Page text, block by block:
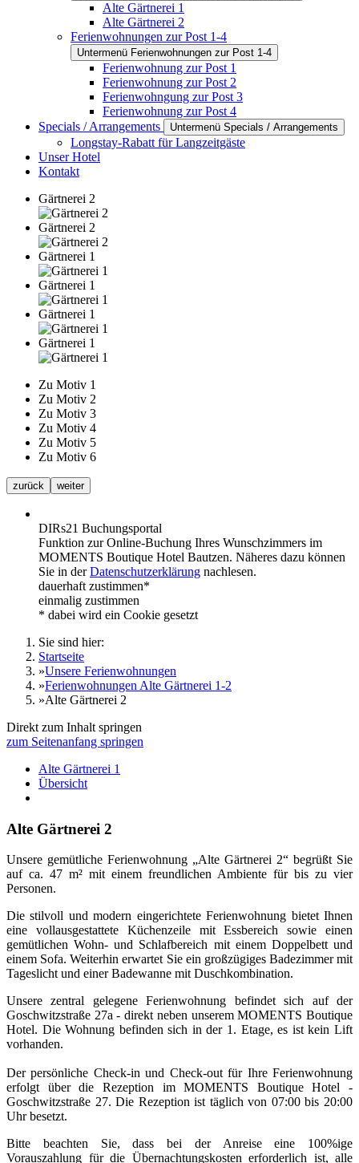
Alte Gärtnerei 1
Alte Gärtnerei 2
Ferienwohnungen zur Post 1-4
Untermenü Ferienwohnungen zur Post 1-4
Ferienwohnung zur Post 1
Ferienwohnung zur Post 2
Ferienwohngung zur Post 3
Ferienwohnung zur Post 4
Specials / Arrangements
Untermenü Specials / Arrangements
Longstay-Rabatt für Langzeitgäste
Unser Hotel
Kontakt
Gärtnerei 2
Gärtnerei 2
Gärtnerei 1
Gärtnerei 1
Gärtnerei 1
Gärtnerei 1
Zu Motiv 1
Zu Motiv 2
Zu Motiv 3
Zu Motiv 4
Zu Motiv 5
Zu Motiv 6
zurück weiter
DIRs21 Buchungsportal
Funktion zur Online-Buchung Ihres Wunschzimmers im
MOMENTS Boutique Hotel Bautzen. Näheres dazu können
Sie in derDatenschutzerklärung nachlesen.
dauerhaft zustimmen*
einmalig zustimmen
* dabei wird ein Cookie gesetzt
Sie sind hier:
Startseite
»Unsere Ferienwohnungen
»Ferienwohnungen Alte Gärtnerei 1-2
»Alte Gärtnerei 2
Direkt zum Inhalt springen
zum Seitenanfang springen
Alte Gärtnerei 1
Übersicht
Alte Gärtnerei 2
Unsere gemütliche Ferienwohnung „Alte Gärtnerei 2“ begrüßt Sie
auf ca. 47 m² mit einem freundlichen Ambiente für bis zu vier
Personen.
Die stilvoll und modern eingerichtete Ferienwohnung bietet Ihnen
eine vollausgestattete Küchenzeile mit Essbereich sowie einen
gemütlichen Wohn- und Schlafbereich mit einem Doppelbett und
einem Sofa. Weiterhin erwartet Sie ein großzügiges Badezimmer mit
Tageslicht und einer Badewanne mit Duschkombination.
Unsere zentral gelegene Ferienwohnung befindet sich auf der
Goschwitzstraße 27a - direkt neben unserem MOMENTS Boutique
Hotel. Die Wohnung befinden sich in der 1. Etage, es ist kein Lift
vorhanden.
Der persönliche Check-in und Check-out für Ihre Ferienwohnung
erfolgt über die Rezeption im MOMENTS Boutique Hotel -
Goschwitzstraße 27. Die Rezeption ist täglich von 07:00 bis 20:00
Uhr besetzt.
Bitte beachten Sie, dass bei der Anreise eine 100%ige
Vorauszahlung für die Übernachtungskosten erforderlich ist, alle